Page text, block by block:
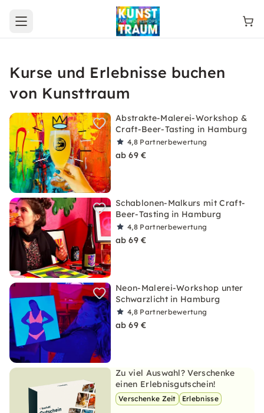
Open main menu
Kurse und Erlebnisse buchen
von Kunsttraum
Abstrakte-Malerei-Workshop &
Craft-Beer-Tasting in Hamburg
4,8 Partnerbewertung
ab 69 €
Schablonen-Malkurs mit Craft-
Beer-Tasting in Hamburg
4,8 Partnerbewertung
ab 69 €
Neon-Malerei-Workshop unter
Schwarzlicht in Hamburg
4,8 Partnerbewertung
ab 69 €
Zu viel Auswahl? Verschenke
einen Erlebnisgutschein!
Verschenke Zeit Erlebnisse